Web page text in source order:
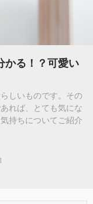
かる！？可愛い
しいものです。その
れば、とても気にな
持ちについてご紹介